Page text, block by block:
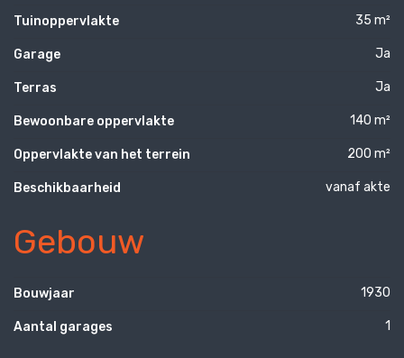
Tuinoppervlakte 35 m²
Garage Ja
Terras Ja
Bewoonbare oppervlakte 140 m²
Oppervlakte van het terrein 200 m²
Beschikbaarheid vanaf akte
Gebouw
Bouwjaar 1930
Aantal garages 1